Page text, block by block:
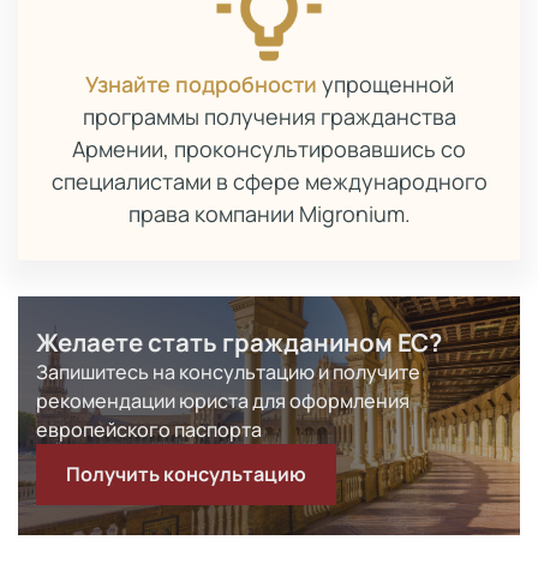
Узнайте подробности упрощенной
программы получения гражданства
Армении, проконсультировавшись со
специалистами в сфере международного
права компании Migronium.
Желаете стать гражданином ЕС?
Запишитесь на консультацию и получите
рекомендации юриста для оформления
европейского паспорта
Получить консультацию